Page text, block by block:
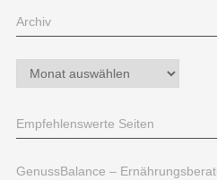
Archiv
Archiv
Empfehlenswerte Seiten
GenussBalance –